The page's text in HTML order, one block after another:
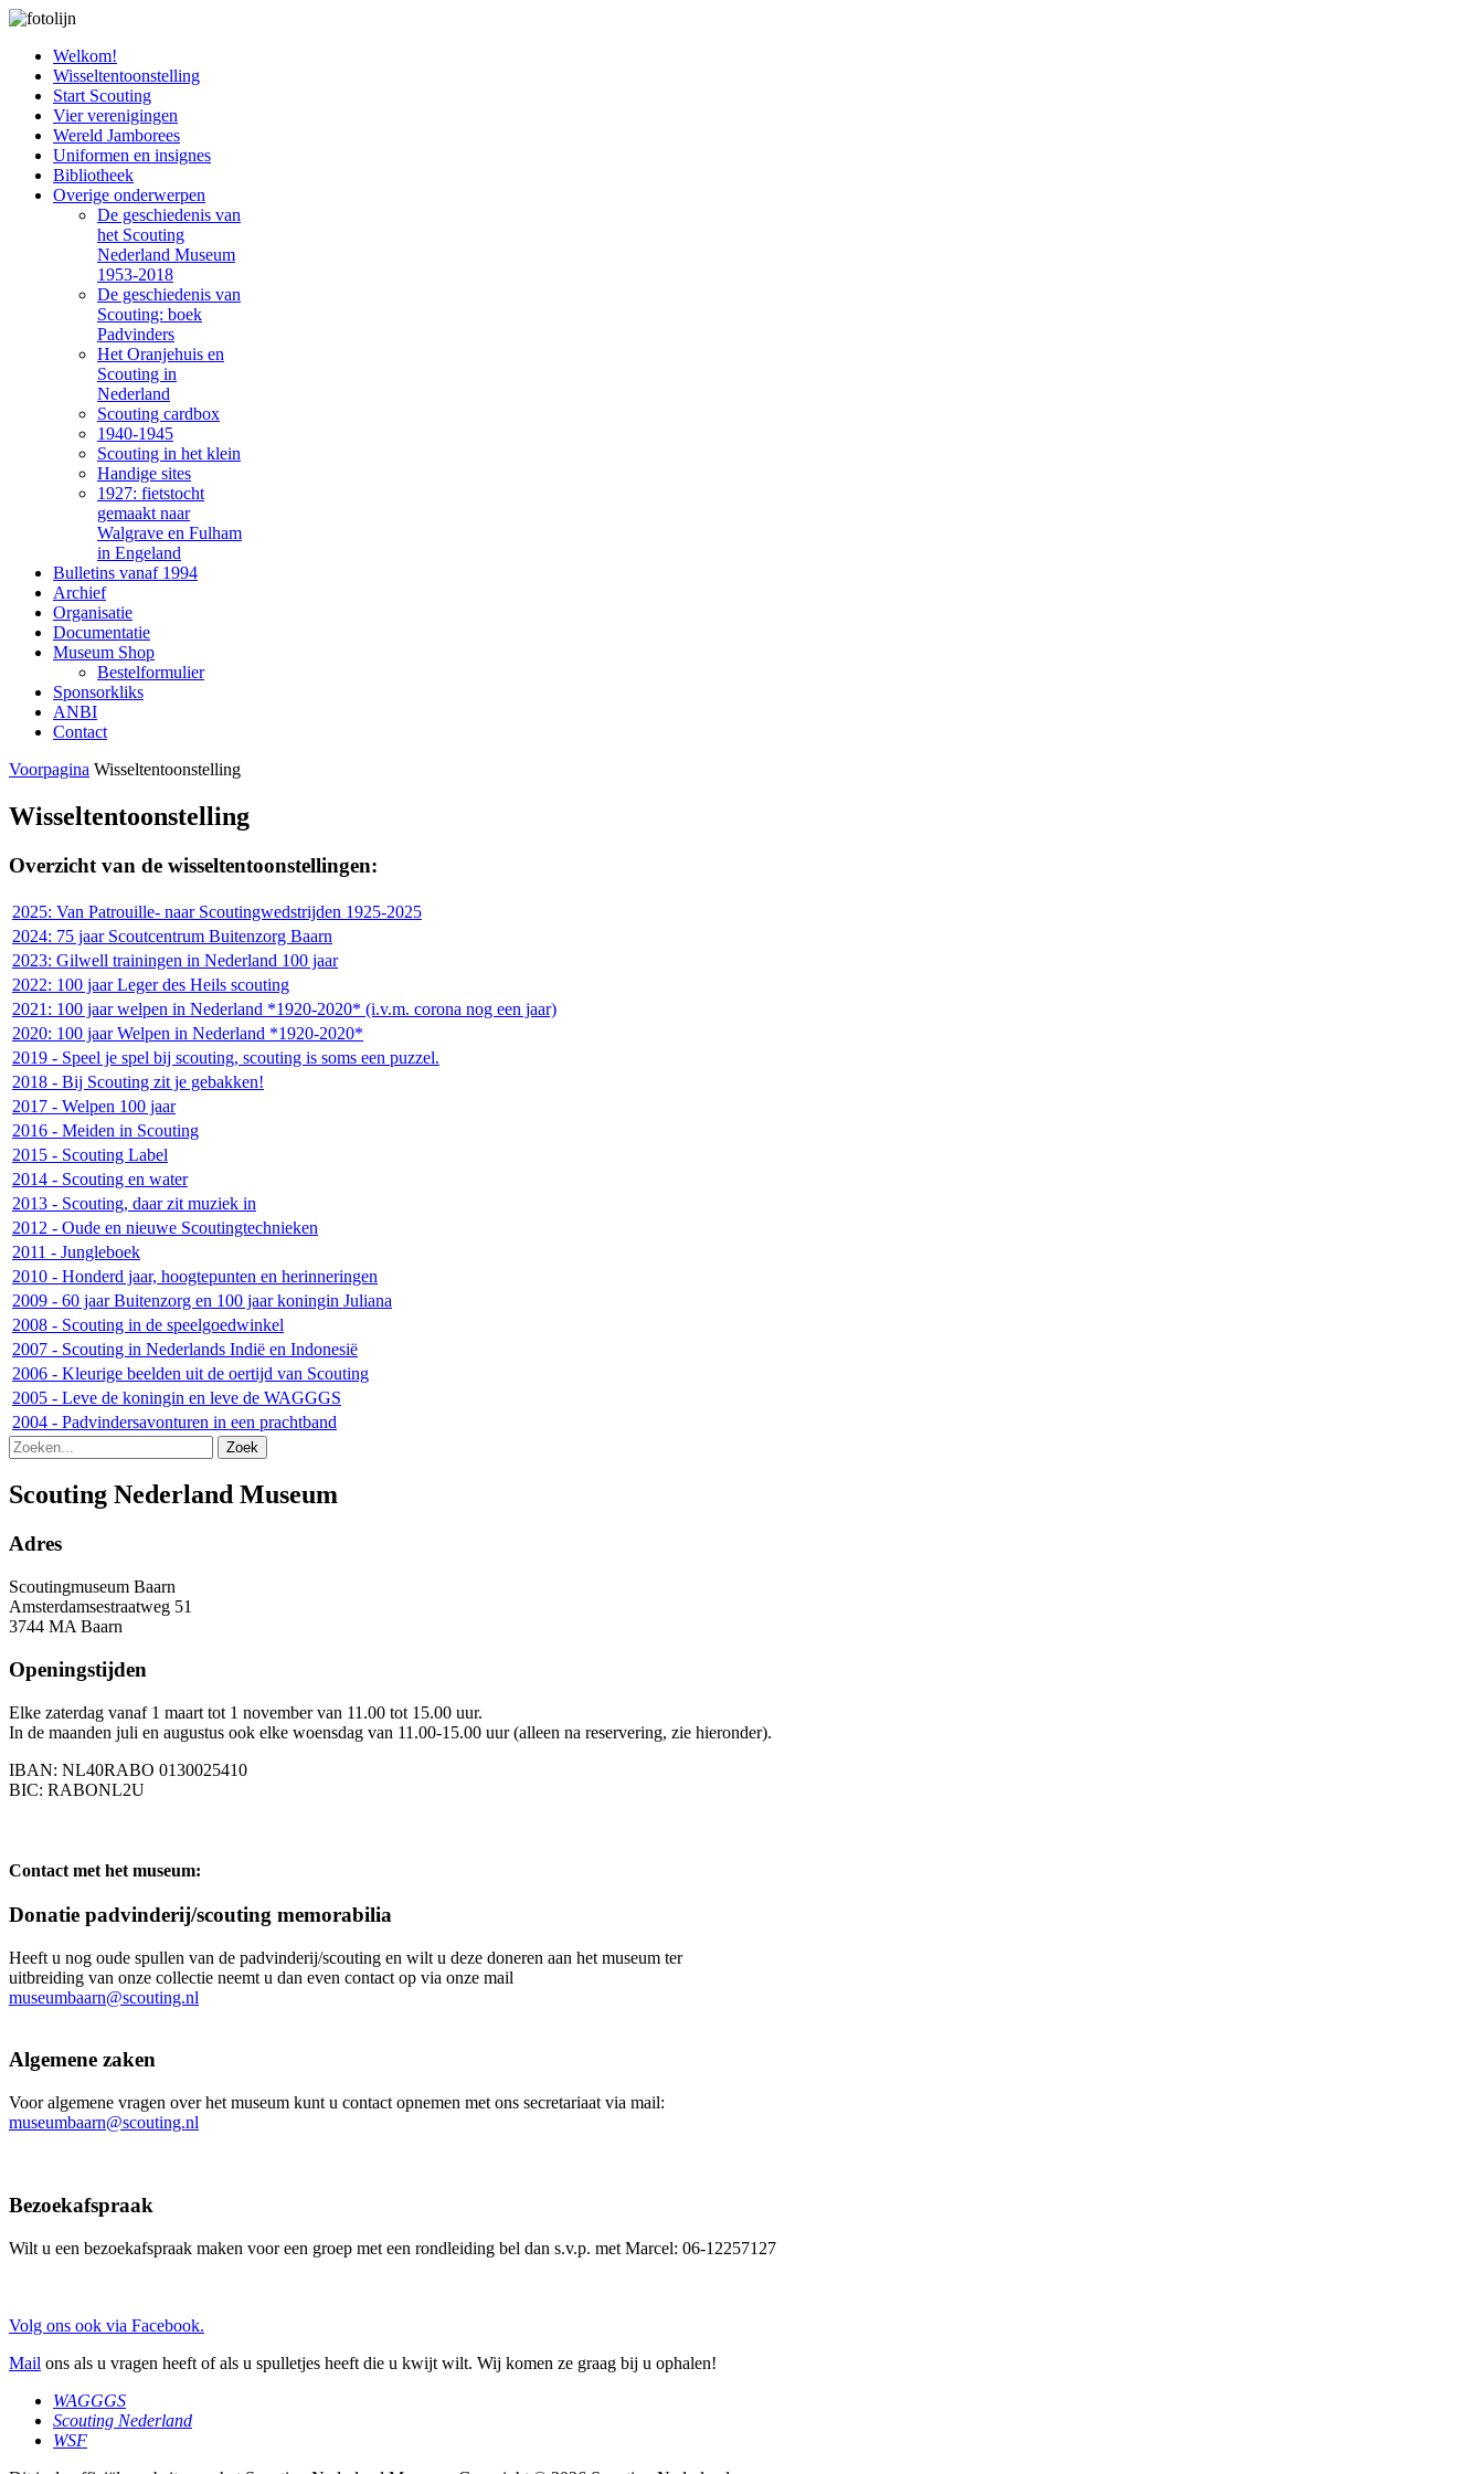
Welkom!
Wisseltentoonstelling
Start Scouting
Vier verenigingen
Wereld Jamborees
Uniformen en insignes
Bibliotheek
Overige onderwerpen
De geschiedenis van
het Scouting
Nederland Museum
1953-2018
De geschiedenis van
Scouting: boek
Padvinders
Het Oranjehuis en
Scouting in
Nederland
Scouting cardbox
1940-1945
Scouting in het klein
Handige sites
1927: fietstocht
gemaakt naar
Walgrave en Fulham
in Engeland
Bulletins vanaf 1994
Archief
Organisatie
Documentatie
Museum Shop
Bestelformulier
Sponsorkliks
ANBI
Contact
Voorpagina Wisseltentoonstelling
Wisseltentoonstelling
Overzicht van de wisseltentoonstellingen:
2025: Van Patrouille- naar Scoutingwedstrijden 1925-2025
2024: 75 jaar Scoutcentrum Buitenzorg Baarn
2023: Gilwell trainingen in Nederland 100 jaar
2022: 100 jaar Leger des Heils scouting
2021: 100 jaar welpen in Nederland *1920-2020* (i.v.m. corona nog een jaar)
2020: 100 jaar Welpen in Nederland *1920-2020*
2019 - Speel je spel bij scouting, scouting is soms een puzzel.
2018 - Bij Scouting zit je gebakken!
2017 - Welpen 100 jaar
2016 - Meiden in Scouting
2015 - Scouting Label
2014 - Scouting en water
2013 - Scouting, daar zit muziek in
2012 - Oude en nieuwe Scoutingtechnieken
2011 - Jungleboek
2010 - Honderd jaar, hoogtepunten en herinneringen
2009 - 60 jaar Buitenzorg en 100 jaar koningin Juliana
2008 - Scouting in de speelgoedwinkel
2007 - Scouting in Nederlands Indië en Indonesië
2006 - Kleurige beelden uit de oertijd van Scouting
2005 - Leve de koningin en leve de WAGGGS
2004 - Padvindersavonturen in een prachtband
Zoek
Scouting Nederland Museum
Adres
Scoutingmuseum Baarn
Amsterdamsestraatweg 51
3744 MA Baarn
Openingstijden
Elke zaterdag vanaf 1 maart tot 1 november van 11.00 tot 15.00 uur.
In de maanden juli en augustus ook elke woensdag van 11.00-15.00 uur (alleen na reservering, zie hieronder).
IBAN: NL40RABO 0130025410
BIC: RABONL2U
Contact met het museum:
Donatie padvinderij/scouting memorabilia
Heeft u nog oude spullen van de padvinderij/scouting en wilt u deze doneren aan het museum ter
uitbreiding van onze collectie neemt u dan even contact op via onze mail
museumbaarn@scouting.nl
Algemene zaken
Voor algemene vragen over het museum kunt u contact opnemen met ons secretariaat via mail:
museumbaarn@scouting.nl
Bezoekafspraak
Wilt u een bezoekafspraak maken voor een groep met een rondleiding bel dan s.v.p. met Marcel: 06-12257127
Volg ons ook via Facebook.
Mail ons als u vragen heeft of als u spulletjes heeft die u kwijt wilt. Wij komen ze graag bij u ophalen!
WAGGGS
Scouting Nederland
WSF